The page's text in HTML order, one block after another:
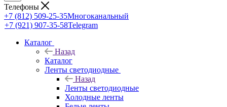
Телефоны
+7 (812) 509-25-35Многоканальный
+7 (921) 907-35-58Telegram
Каталог
Назад
Каталог
Ленты светодиодные
Назад
Ленты светодиодные
Холодные ленты